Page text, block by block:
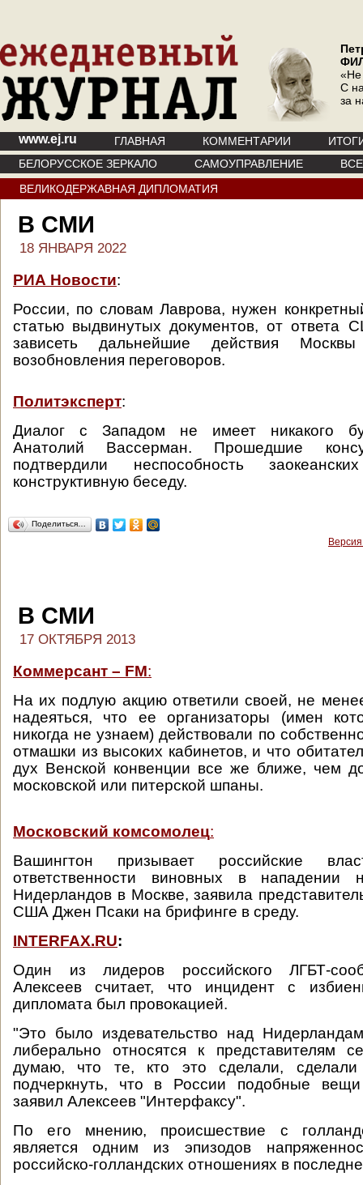
«Не
С
за
www.ej.ru ГЛАВНАЯ КОММЕНТАРИИ
БЕЛОРУССКОЕ ЗЕРКАЛО
САМОУПРАВЛЕНИЕ
ВЕЛИКОДЕРЖАВНАЯ ДИПЛОМАТИЯ
В СМИ
18 ЯНВАРЯ 2022
РИА Новости:
России, по словам Лаврова, нужен
статью выдвинутых документов, от
зависеть дальнейшие действия
возобновления переговоров.
Политэксперт:
Диалог с Западом не имеет никакого
Анатолий Вассерман. Прошедшие
подтвердили неспособность
конструктивную беседу.
Поделиться…
В СМИ
17 ОКТЯБРЯ 2013
Коммерсант – FM:
На их подлую акцию ответили своей, не
надеяться, что ее организаторы (имен
никогда не узнаем) действовали по
отмашки из высоких кабинетов, и что
дух Венской конвенции все же ближе, чем
московской или питерской шпаны.
Московский комсомолец:
Вашингтон призывает российские
ответственности виновных в нападении
Нидерландов в Москве, заявила
США Джен Псаки на брифинге в среду.
INTERFAX.RU:
Один из лидеров российского ЛГБТ-
Алексеев считает, что инцидент с
дипломата был провокацией.
"Это было издевательство над
либерально относятся к представителям
думаю, что те, кто это сделали,
подчеркнуть, что в России подобные
заявил Алексеев "Интерфаксу".
По его мнению, происшествие с
является одним из эпизодов
российско-голландских отношениях в